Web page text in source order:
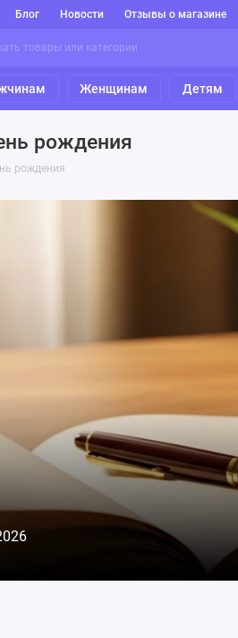
Блог Новости Отзывы о магазине
Женщинам Детям
рождения
рождения